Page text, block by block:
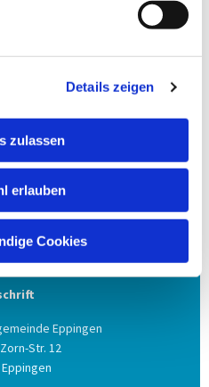
Details zeigen
zulassen
erlauben
Cookies
herunterladen.
Eppingen
Str. 12
Eppingen